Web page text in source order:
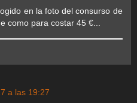
en la foto del consurso de
como para costar 45 €...
a las 19:27